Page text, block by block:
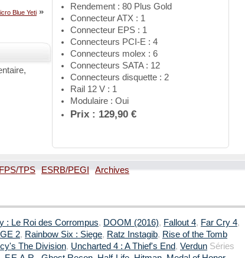
Blue Yeti »
Rendement : 80 Plus Gold
Connecteur ATX : 1
Connecteur EPS : 1
Connecteurs PCI-E : 4
Connecteurs molex : 6
Connecteurs SATA : 12
Connecteurs disquette : 2
Rail 12 V : 1
Modulaire : Oui
Prix : 129,90 €
TPS ESRB/PEGI
Archives
: Le Roi des Corrompus, DOOM (2016), Fallout 4, Far Cry 4,
2, Rainbow Six : Siege, Ratz Instagib, Rise of the Tomb
The Division, Uncharted 4 : A Thief's End, Verdun Séries